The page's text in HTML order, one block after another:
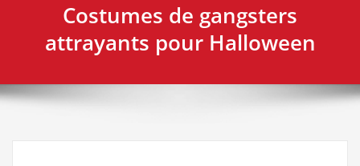
Costumes de gangsters
attrayants pour Halloween